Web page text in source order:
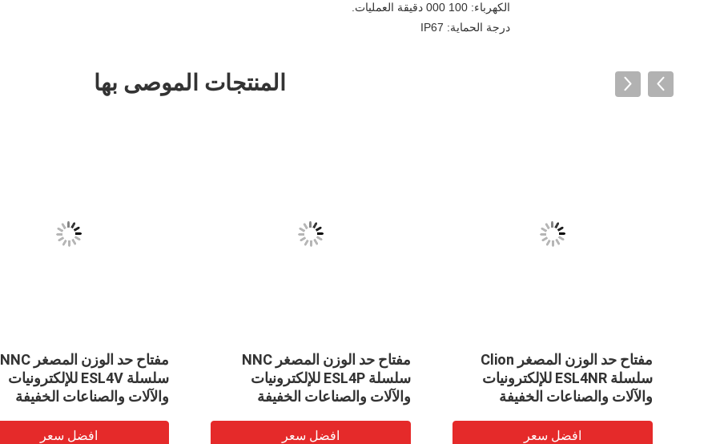
الكهرباء: 100 000 دقيقة العمليات.
درجة الحماية: IP67
المنتجات الموصى بها
مفتاح حد الوزن المصغر NNC
سلسلة ESL4V للإلكترونيات
والآلات والصناعات الخفيفة
افضل سعر
مفتاح حد الوزن المصغر NNC
سلسلة ESL4P للإلكترونيات
والآلات والصناعات الخفيفة
افضل سعر
مفتاح حد الوزن المصغر Clion
سلسلة ESL4NR للإلكترونيات
والآلات والصناعات الخفيفة
افضل سعر